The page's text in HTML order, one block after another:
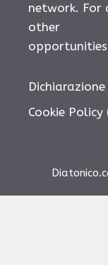
network. For
other
Cookie Policy